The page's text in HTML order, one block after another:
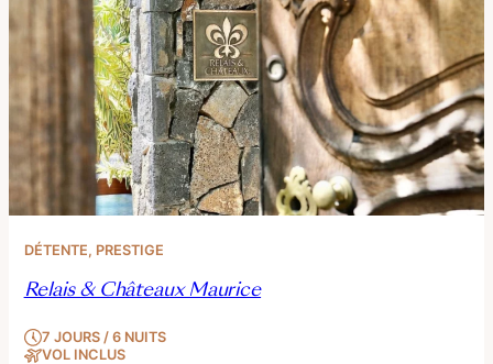
DÉTENTE, PRESTIGE
Relais & Châteaux Maurice
7 JOURS / 6 NUITS
VOL INCLUS